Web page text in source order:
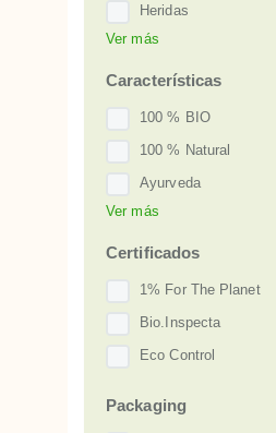
Heridas
Picaduras de insectos
Respiración
Ver más
Características
100 % BIO
100 % Natural
Ayurveda
Comercio Justo
Vegan
Zero Waste
Ver más
Certificados
1% For The Planet
Bio.Inspecta
Eco Control
Packaging